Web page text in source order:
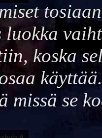
luokka
koska
missä se